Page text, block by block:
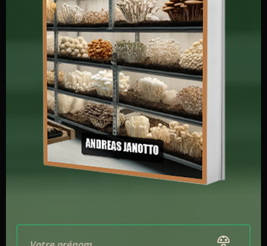
prélever de la culture liquide ou un morceau de gélose.
La culture liquide seradirectement injectée via un
pore d’injectionet pour le morceau d’agar ensemencé,
il faudra donc ouvrir le couvercle et le refermer
rapidement.
Une fois l’opération réaliser, vous pouvez envoyer le
tout en incubation.
Pour en savoir plus sur la confection de culture liquide,
vous pouvez lire cet article : «Comment fabriquer une
culture liquide? «
Pour procéder, les myciculteurs emploient soit de la
culture liquide soit des géloses d’agar ensemencé.